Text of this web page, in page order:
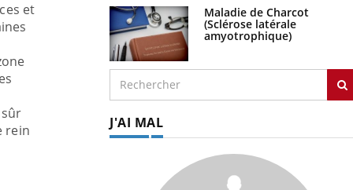
et
rein
Maladie de Charcot
(Sclérose latérale
amyotrophique)
J'AI MAL